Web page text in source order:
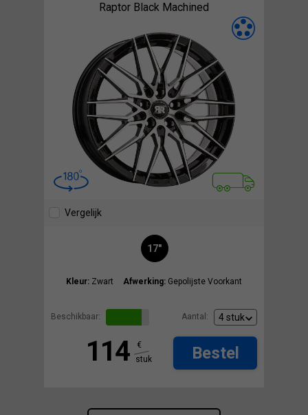
Raptor Black Machined
Vergelijk
17"
Kleur: Zwart Afwerking: Gepolijste Voorkant
Beschikbaar: Aantal:
114
€
stuk
Bestel